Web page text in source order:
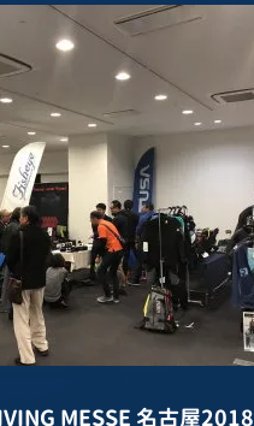
MESSE 名古屋2018